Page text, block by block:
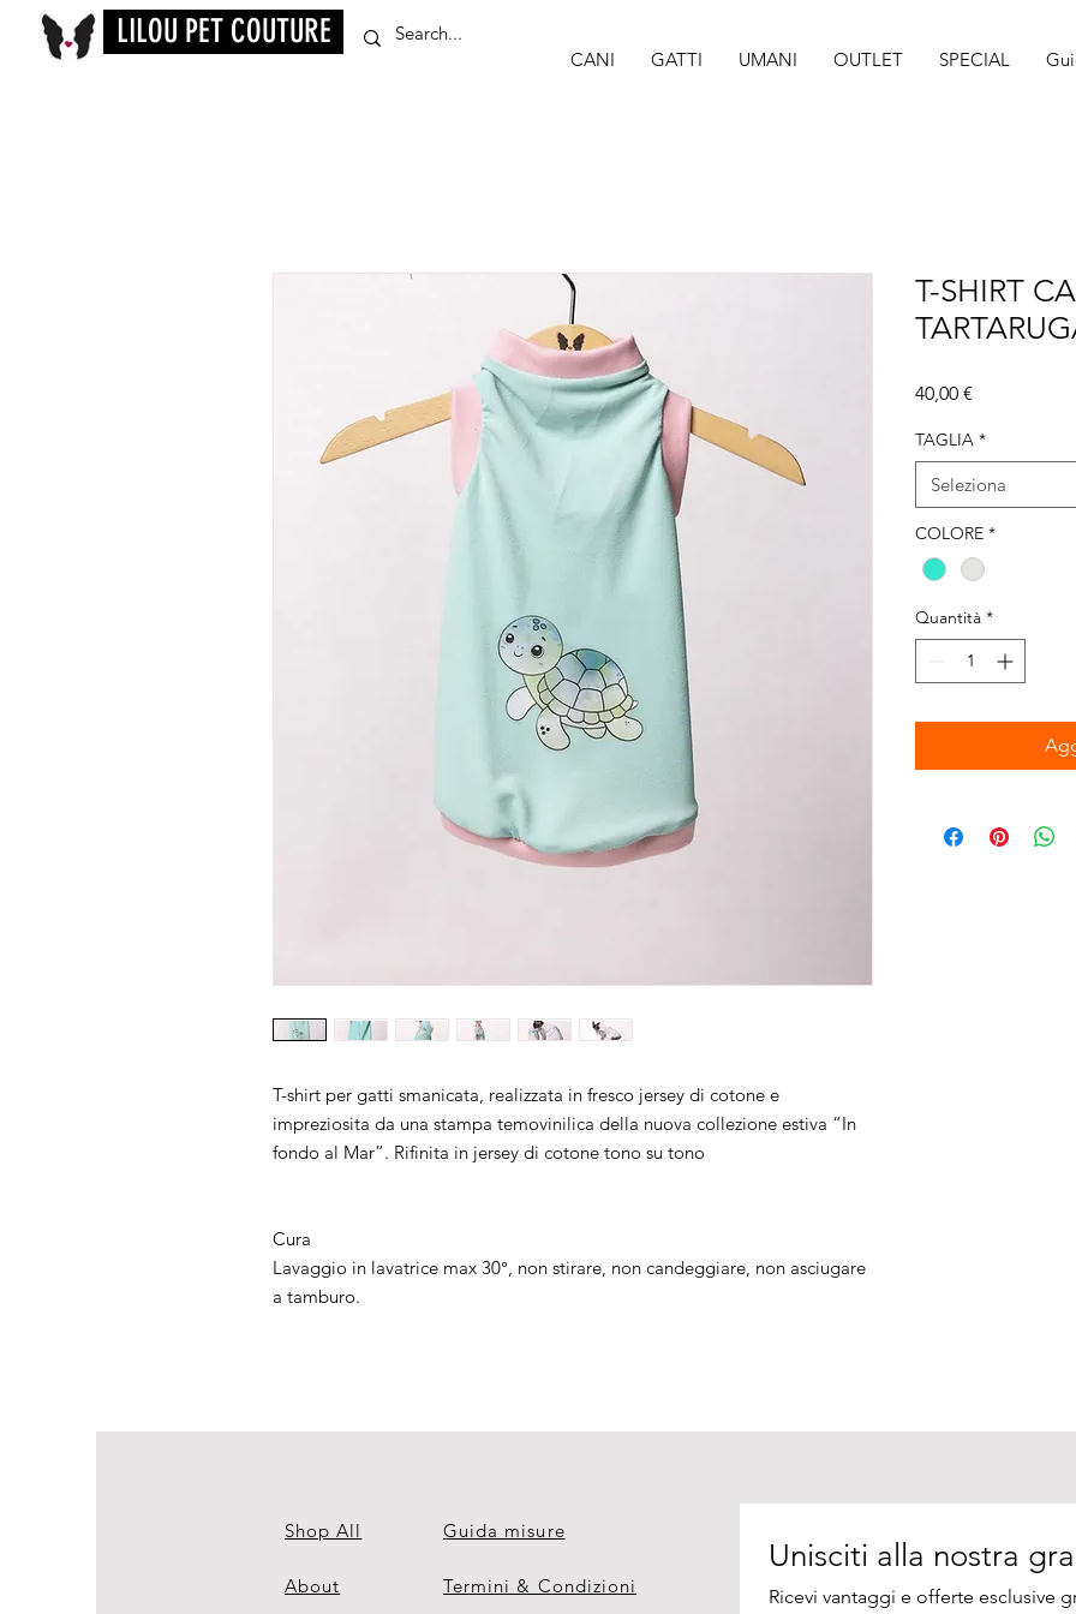
LILOU PET COUTURE
CANI GATTI UMANI OUTLET SPECIAL
T-shirt per gatti smanicata, realizzata in fresco jersey di cotone e
impreziosita da una stampa temovinilica della nuova collezione estiva “In
fondo al Mar”. Rifinita in jersey di cotone tono su tono
Cura
Lavaggio in lavatrice max 30°, non stirare, non candeggiare, non asciugare
a tamburo.
T-SHIRT
40,00 €
TAGLIA *
Seleziona
COLORE *
Quantità *
Shop All
About
Guida misure
Termini & Condizioni Ricevi vantaggi e offerte esclusive